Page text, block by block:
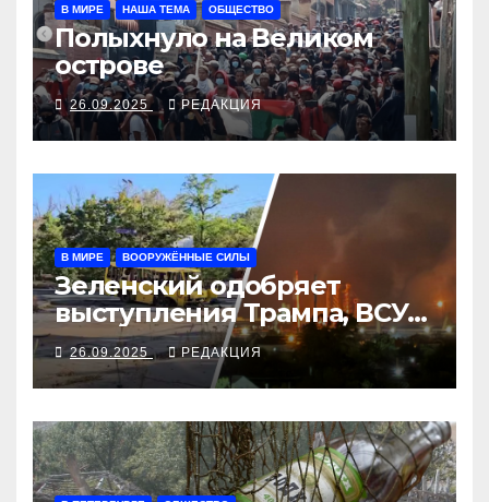
В МИРЕ НАША ТЕМА ОБЩЕСТВО
Полыхнуло на Великом
острове
26.09.2025 РЕДАКЦИЯ
В МИРЕ ВООРУЖЁННЫЕ СИЛЫ
Зеленский одобряет
выступления Трампа, ВСУ
закрыли Добропольский
рубеж
26.09.2025 РЕДАКЦИЯ